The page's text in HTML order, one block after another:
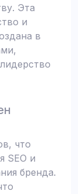
Эта
и
в
что
SEO и
бренда.